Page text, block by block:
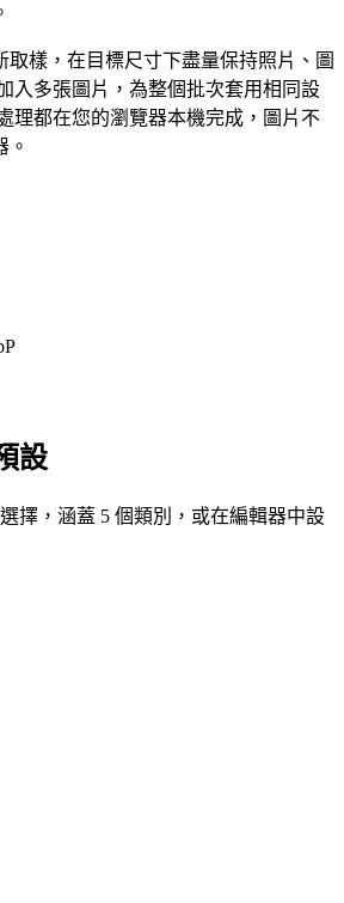
取樣，在目標尺寸下盡量保持照片、圖
入多張圖片，為整個批次套用相同設
理都在您的瀏覽器本機完成，圖片不
。
設
擇，涵蓋 5 個類別，或在編輯器中設